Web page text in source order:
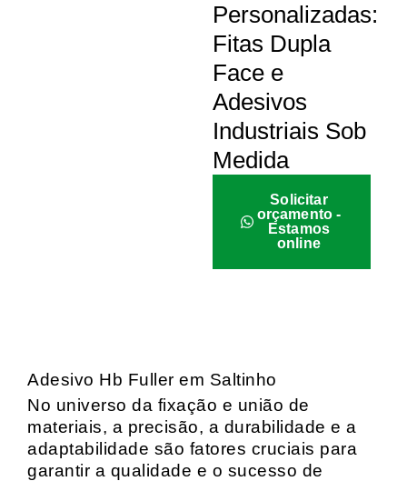
Personalizadas:
Fitas Dupla
Face e
Adesivos
Industriais Sob
Medida
Solicitar
orçamento -
Estamos
online
Adesivo Hb Fuller em Saltinho
No universo da fixação e união de
materiais, a precisão, a durabilidade e a
adaptabilidade são fatores cruciais para
garantir a qualidade e o sucesso de